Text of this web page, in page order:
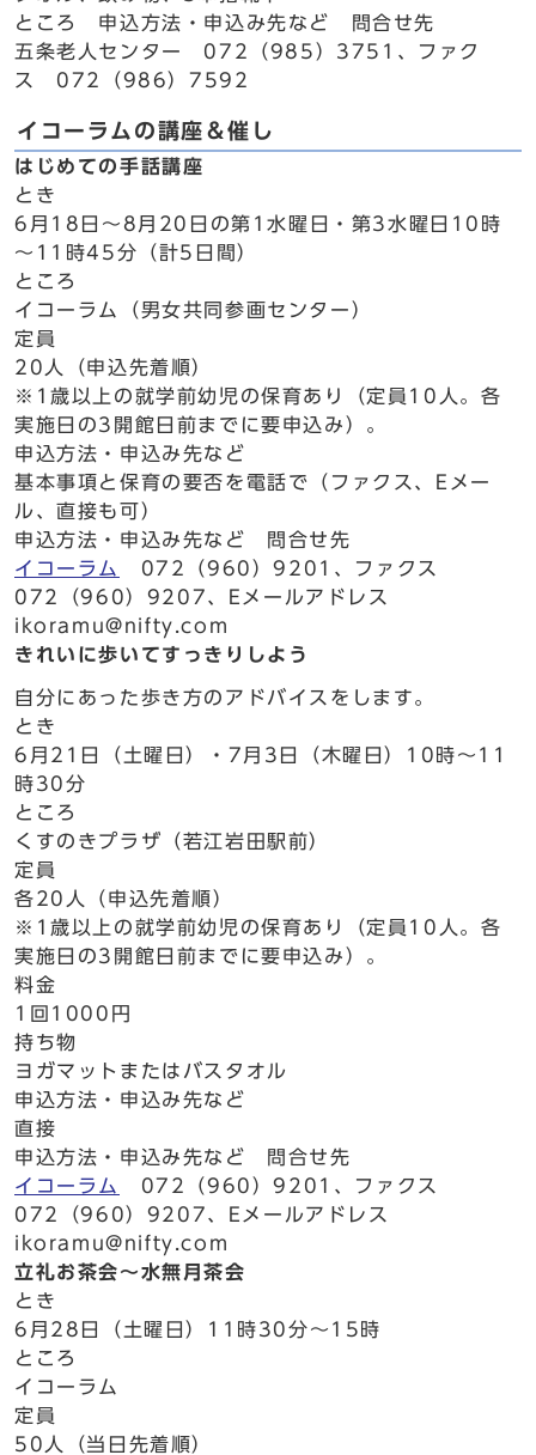
ところ 申込方法・申込み先など 問合せ先
五条老人センター 072（985）3751、ファク
ス 072（986）7592
イコーラムの講座＆催し
はじめての手話講座
とき
6月18日～8月20日の第1水曜日・第3水曜日10時
～11時45分（計5日間）
ところ
イコーラム（男女共同参画センター）
定員
20人（申込先着順）
※1歳以上の就学前幼児の保育あり（定員10人。各
実施日の3開館日前までに要申込み）。
申込方法・申込み先など
基本事項と保育の要否を電話で（ファクス、Eメー
ル、直接も可）
申込方法・申込み先など 問合せ先
イコーラム
072（960）9201、ファクス
072（960）9207、Eメールアドレス
ikoramu@nifty.com
きれいに歩いてすっきりしよう
自分にあった歩き方のアドバイスをします。
とき
6月21日（土曜日）・7月3日（木曜日）10時～11
時30分
ところ
くすのきプラザ（若江岩田駅前）
定員
各20人（申込先着順）
※1歳以上の就学前幼児の保育あり（定員10人。各
実施日の3開館日前までに要申込み）。
料金
1回1000円
持ち物
ヨガマットまたはバスタオル
申込方法・申込み先など
直接
申込方法・申込み先など 問合せ先
イコーラム
072（960）9201、ファクス
072（960）9207、Eメールアドレス
ikoramu@nifty.com
立礼お茶会～水無月茶会
とき
6月28日（土曜日）11時30分～15時
ところ
イコーラム
定員
50人（当日先着順）